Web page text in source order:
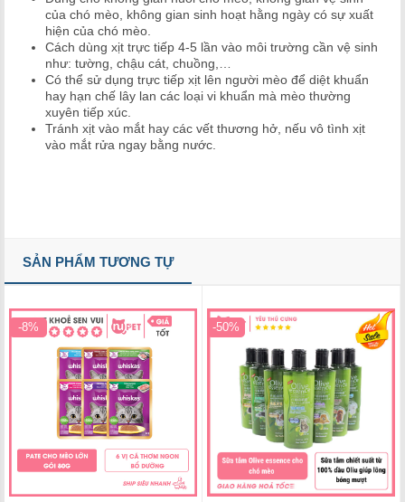
của chó mèo, không gian sinh hoạt hằng ngày có sự xuất
hiện của chó mèo.
Cách dùng xịt trực tiếp 4-5 lần vào môi trường cần vệ sinh
như: tường, chậu cát, chuồng,…
Có thể sử dụng trực tiếp xịt lên người mèo để diệt khuẩn
hay hạn chế lây lan các loại vi khuẩn mà mèo thường
xuyên tiếp xúc.
Tránh xịt vào mắt hay các vết thương hở, nếu vô tình xịt
vào mắt rửa ngay bằng nước.
SẢN PHẨM TƯƠNG TỰ
-8% -50%